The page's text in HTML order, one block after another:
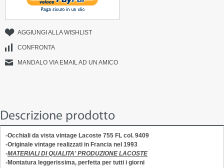
AGGIUNGI ALLA WISHLIST
CONFRONTA
MANDALO VIA EMAIL AD UN AMICO
Descrizione prodotto
-Occhiali da vista vintage Lacoste 755 FL col. 9409
-Originale vintage realizzati in Francia nel 1993
-MATERIALI DI QUALITA' PRODUZIONE LACOSTE
-Montatura leggerissima, perfetta per tutti i giorni